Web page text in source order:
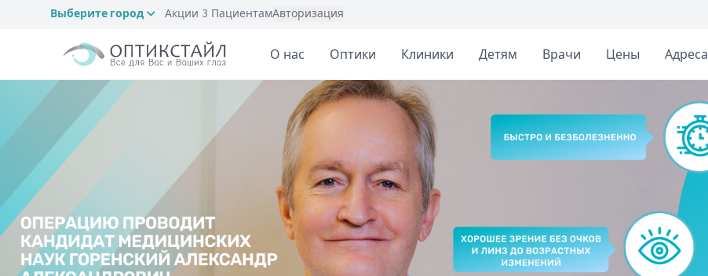
Выберите город Акции 3 ПациентамАвторизация
О нас Оптики Клиники Детям Врачи Цены Адреса